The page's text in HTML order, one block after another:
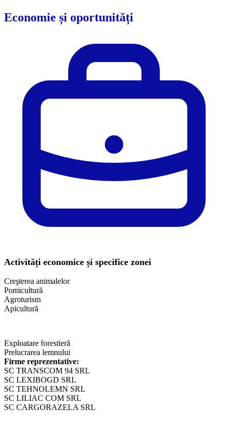
Economie și oportunități
Activități economice și specifice zonei
Creşterea animalelor
Pomicultură
Agroturism
Apicultură
Exploatare forestieră
Prelucrarea lemnului
Firme reprezentative:
SC TRANSCOM 94 SRL
SC LEXIBOGD SRL
SC TEHNOLEMN SRL
SC LILIAC COM SRL
SC CARGORAZELA SRL